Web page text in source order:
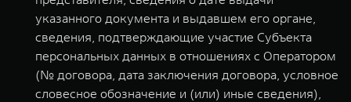
указанного документа и выдавшем его органе,
сведения, подтверждающие участие Субъекта
персональных данных в отношениях с Оператором
(№ договора, дата заключения договора, условное
словесное обозначение и (или) иные сведения),